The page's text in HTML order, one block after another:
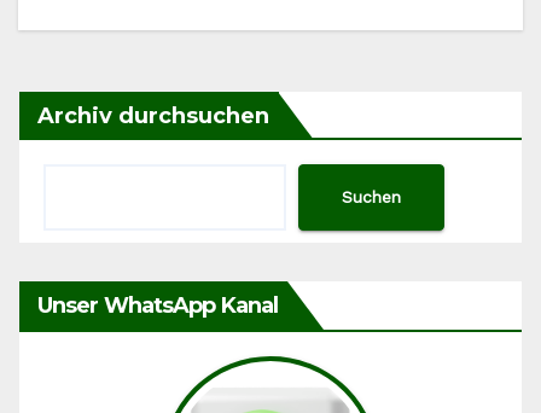
Archiv durchsuchen
Suchen
Unser WhatsApp Kanal